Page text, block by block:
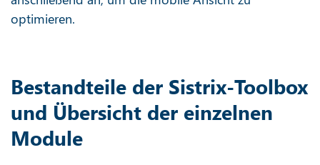
optimieren.
Bestandteile der Sistrix-Toolbox
und Übersicht der einzelnen
Module